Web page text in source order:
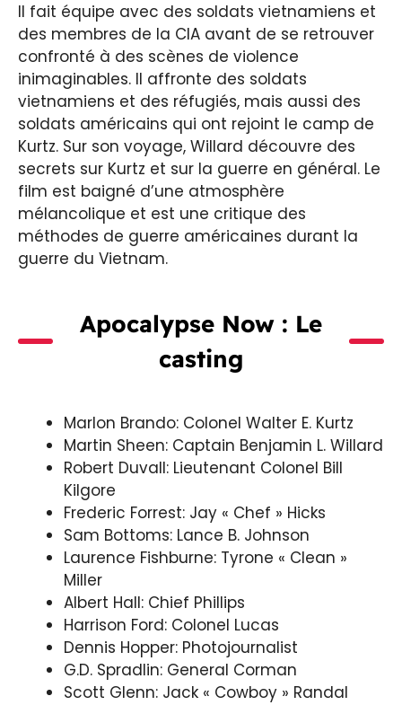
Il fait équipe avec des soldats vietnamiens et
des membres de la CIA avant de se retrouver
confronté à des scènes de violence
inimaginables. Il affronte des soldats
vietnamiens et des réfugiés, mais aussi des
soldats américains qui ont rejoint le camp de
Kurtz. Sur son voyage, Willard découvre des
secrets sur Kurtz et sur la guerre en général. Le
film est baigné d’une atmosphère
mélancolique et est une critique des
méthodes de guerre américaines durant la
guerre du Vietnam.
Apocalypse Now : Le
casting
Marlon Brando: Colonel Walter E. Kurtz
Martin Sheen: Captain Benjamin L. Willard
Robert Duvall: Lieutenant Colonel Bill
Kilgore
Frederic Forrest: Jay « Chef » Hicks
Sam Bottoms: Lance B. Johnson
Laurence Fishburne: Tyrone « Clean »
Miller
Albert Hall: Chief Phillips
Harrison Ford: Colonel Lucas
Dennis Hopper: Photojournalist
G.D. Spradlin: General Corman
Scott Glenn: Jack « Cowboy » Randal